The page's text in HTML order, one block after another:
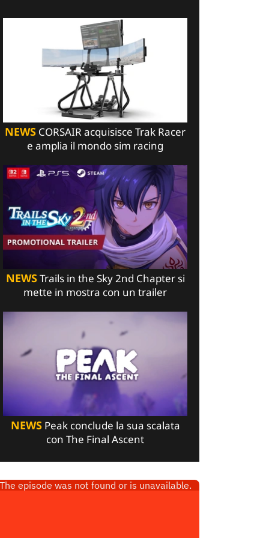
NEWS CORSAIR acquisisce Trak Racer
e amplia il mondo sim racing
NEWSTrails in the Sky 2nd Chapter si
mette in mostra con un trailer
NEWSPeak conclude la sua scalata
con The Final Ascent